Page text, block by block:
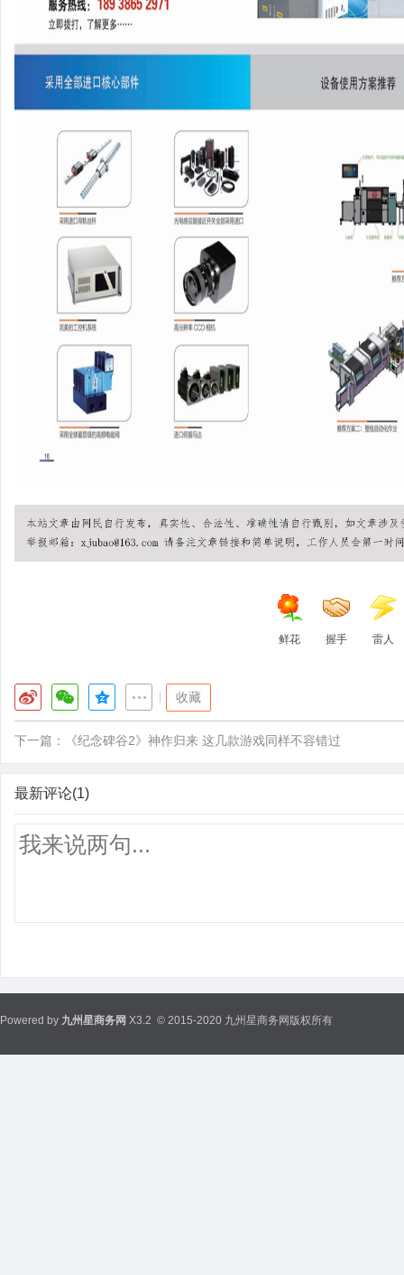
鲜花 握手 雷人
收藏
下一篇： 《纪念碑谷2》神作归来 这几款游戏同样不容错过
最新评论(1)
Powered by 九州星商务网 X3.2 © 2015-2020 九州星商务网版权所有